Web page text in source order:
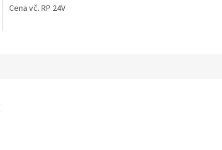
Cena vč. RP 24V